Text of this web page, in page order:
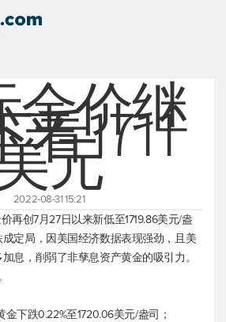
金价继
看1711
元
2022-08-31 15:21
再创7月27日以来新低至1719.86美元/盎
定局，因美国经济数据表现强劲，且美
息，削弱了非孳息资产黄金的吸引力。
金下跌0.22%至1720.06美元/盎司；